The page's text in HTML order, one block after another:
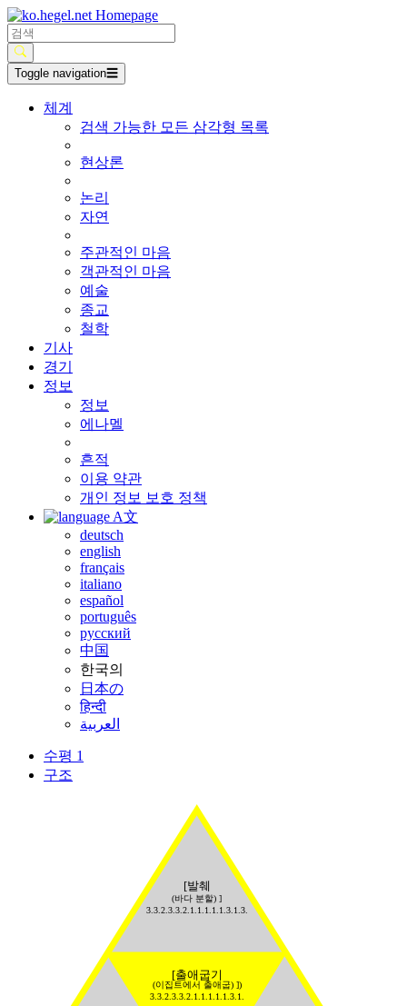
Toggle navigation☰
체계
검색 가능한 모든 삼각형 목록
현상론
논리
자연
주관적인 마음
객관적인 마음
예술
종교
철학
기사
경기
정보
정보
에나멜
흔적
이용 약관
개인 정보 보호 정책
A文
deutsch
english
français
italiano
español
português
русский
中国
한국의
日本の
हिन्दी
العربية
수평 1
구조
[출애굽기
(이집트에서 출애굽) ])
3.3.2.3.3.2.1.1.1.1.1.3.1.
[발췌
(바다 분할) ]
3.3.2.3.3.2.1.1.1.1.1.3.1.3.